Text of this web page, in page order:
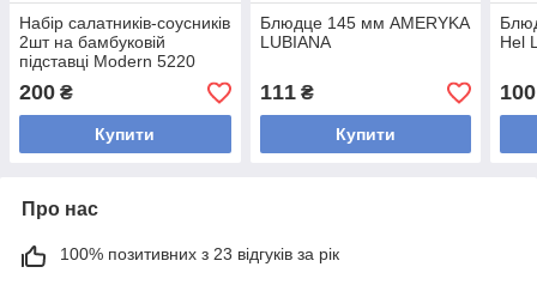
Набір салатників-соусників
2шт на бамбуковій
підставці Modern 5220
скло
200 ₴
Купити
Блюдце 145 мм AMERYKA
LUBIANA
111₴
Купити
Hel
100
Про нас
100% позитивних з 23 відгуків за рік